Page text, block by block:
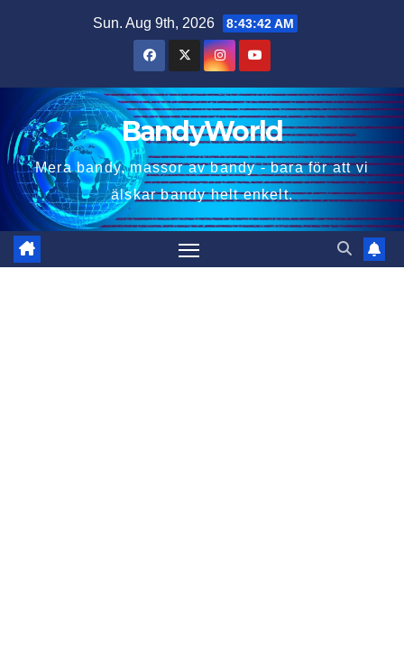
Sun. Aug 9th, 2026 8:43:42 AM
BandyWorld
Mera bandy, massor av bandy - bara för att vi
älskar bandy helt enkelt.